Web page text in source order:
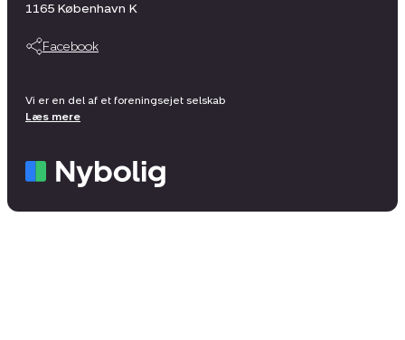
1165 København K
Facebook
Vi er en del af et foreningsejet selskab
Læs mere